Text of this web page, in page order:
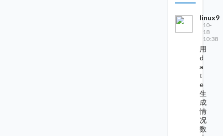
linux9
10-
18
10:38
用
d
a
t
e
生
成
情
况
数